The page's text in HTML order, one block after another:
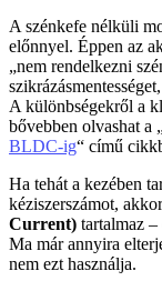
A szénkefe nélküli
előnnyel. Éppen az
„nem rendelkezni
A különbségekről a
bővebben olvashat a
BLDC-ig“ című
Ha tehát a kezében
kéziszerszámot,
Current) tartalmaz
Ma már annyira
nem ezt használja.